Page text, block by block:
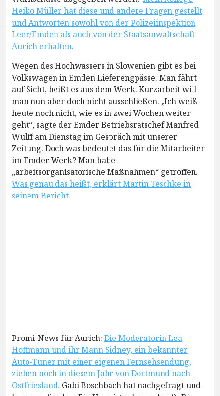
Heiko Müller hat diese und andere Fragen gestellt
und Antworten sowohl von der Polizeiinspektion
Leer/Emden als auch von der Staatsanwaltschaft
Aurich erhalten.
Wegen des Hochwassers in Slowenien gibt es bei
Volkswagen in Emden Lieferengpässe. Man fährt
auf Sicht, heißt es aus dem Werk. Kurzarbeit will
man nun aber doch nicht ausschließen. „Ich weiß
heute noch nicht, wie es in zwei Wochen weiter
geht“, sagte der Emder Betriebsratschef Manfred
Wulff am Dienstag im Gespräch mit unserer
Zeitung. Doch was bedeutet das für die Mitarbeiter
im Emder Werk? Man habe
„arbeitsorganisatorische Maßnahmen“ getroffen.
Was genau das heißt, erklärt Martin Teschke in
seinem Bericht.
Promi-News für Aurich: Die Moderatorin Lea
Hoffmann und ihr Mann Sidney, ein bekannter
Auto-Tuner mit einer eigenen Fernsehsendung,
ziehen noch in diesem Jahr von Dortmund nach
Ostfriesland. Gabi Boschbach hat nachgefragt und